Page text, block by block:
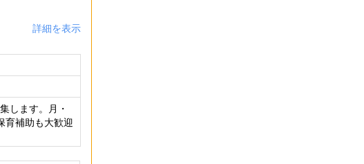
詳細を表示
します。月・
育補助も大歓迎